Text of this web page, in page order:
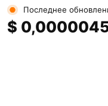
Последнее
$